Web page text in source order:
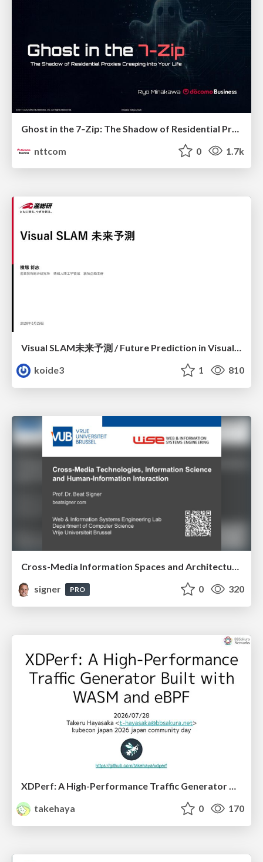
nttcom
0 1.7k
Visual SLAM未来予測 / Future Prediction in Visual SLAM
koide3
1 810
Cross-Media Information Spaces and Architectures
signer
PRO 0 320
takehaya
0 170